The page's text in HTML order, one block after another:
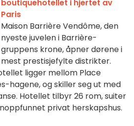
boutiquehotellet i hjertet av
Paris
Maison Barrière Vendôme, den
nyeste juvelen i Barrière-
gruppens krone, åpner dørene i
prestisjefylte distrikter.
ligger mellom Place
hagene, og skiller seg ut med
Hotellet tilbyr 26 rom, suiter
privat herskapshus.